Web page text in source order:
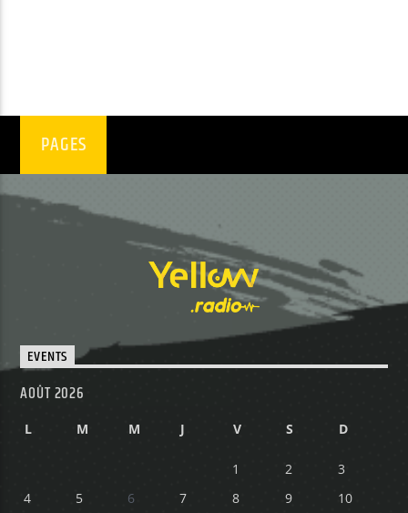
PAGES
EVENTS
AOÛT 2026
L M M J V S D
1 2
3
4
5 6 7 8 9
10